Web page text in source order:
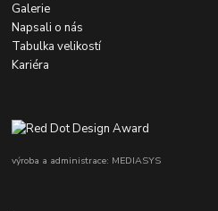
Galerie
Napsali o nás
Tabulka velikostí
Kariéra
výroba a administrace: MEDIASYS